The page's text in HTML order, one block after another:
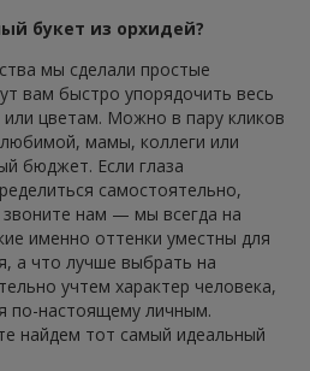
букет из орхидей?
мы сделали простые
вам быстро упорядочить весь
цветам. Можно в пару кликов
мамы, коллеги или
бюджет. Если глаза
самостоятельно,
нам — мы всегда на
именно оттенки уместны для
а что лучше выбрать на
учтем характер человека,
по-настоящему личным.
найдем тот самый идеальный